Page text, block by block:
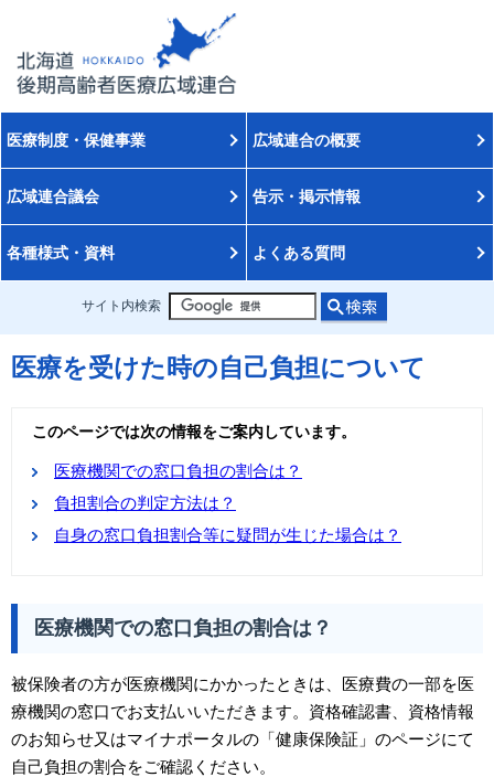
医療制度・保健事業 広域連合の概要
広域連合議会 告示・掲示情報
各種様式・資料 よくある質問
サイト内検索
医療を受けた時の自己負担について
このページでは次の情報をご案内しています。
医療機関での窓口負担の割合は？
負担割合の判定方法は？
自身の窓口負担割合等に疑問が生じた場合は？
医療機関での窓口負担の割合は？
被保険者の方が医療機関にかかったときは、医療費の一部を医
療機関の窓口でお支払いいただきます。資格確認書、資格情報
のお知らせ又はマイナポータルの「健康保険証」のページにて
自己負担の割合をご確認ください。